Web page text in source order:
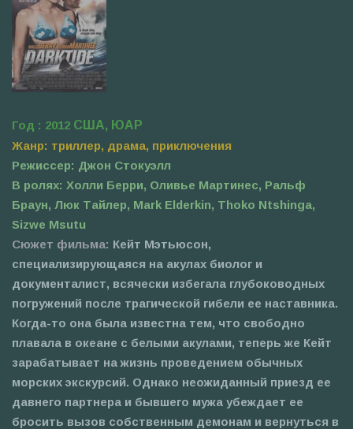
Год : 2012 США, ЮАР
Жанр: триллер, драма, приключения
Режиссер: Джон Стокуэлл
В ролях: Холли Берри, Оливье Мартинес, Ральф
Браун, Люк Тайлер, Mark Elderkin, Thoko Ntshinga,
Sizwe Msutu
Сюжет фильма: Кейт Мэтьюсон,
специализирующаяся на акулах биолог и
документалист, всячески избегала глубоководных
погружений после трагической гибели ее наставника.
Когда-то она была известна тем, что свободно
плавала в океане с белыми акулами, теперь же Кейт
зарабатывает на жизнь проведением обычных
морских экскурсий. Однако неожиданный приезд ее
давнего партнера и бывшего мужа убеждает ее
бросить вызов собственным демонам и вернуться в